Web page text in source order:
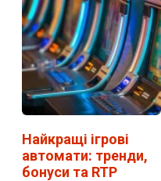
Найкращі ігрові
автомати: тренди,
бонуси та RTP